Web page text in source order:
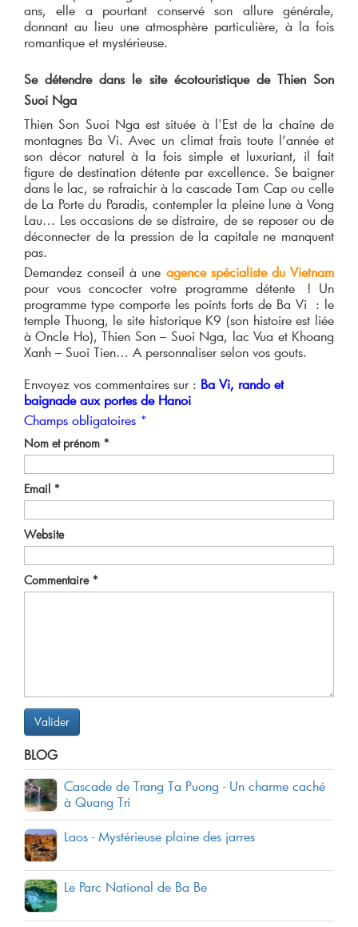
ans, elle a pourtant conservé son allure générale,
donnant au lieu une atmosphère particulière, à la fois
romantique et mystérieuse.
Se détendre dans le site écotouristique de Thien Son
Suoi Nga
Thien Son Suoi Nga est située à l'Est de la chaîne de
montagnes Ba Vi. Avec un climat frais toute l’année et
son décor naturel à la fois simple et luxuriant, il fait
figure de destination détente par excellence. Se baigner
dans le lac, se rafraichir à la cascade Tam Cap ou celle
de La Porte du Paradis, contempler la pleine lune à Vong
Lau… Les occasions de se distraire, de se reposer ou de
déconnecter de la pression de la capitale ne manquent
pas.
Demandez conseil à une agence spécialiste du Vietnam
pour vous concocter votre programme détente ! Un
programme type comporte les points forts de Ba Vi : le
temple Thuong, le site historique K9 (son histoire est liée
à Oncle Ho), Thien Son – Suoi Nga, lac Vua et Khoang
Xanh – Suoi Tien… A personnaliser selon vos gouts.
Envoyez vos commentaires sur : Ba Vi, rando et
baignade aux portes de Hanoi
Champs obligatoires *
Nom et prénom *
Email *
Website
Commentaire *
Valider
BLOG
Cascade de Trang Ta Puong - Un charme caché
à Quang Tri
Laos - Mystérieuse plaine des jarres
Le Parc National de Ba Be